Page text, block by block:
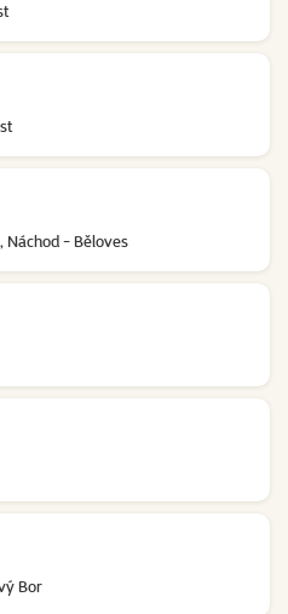
Náchod - Běloves
Bor